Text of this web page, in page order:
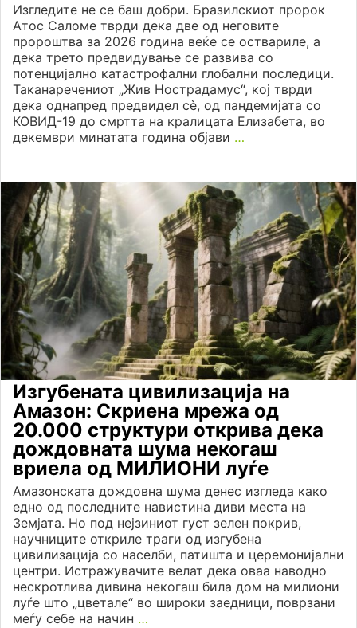
Изгледите не се баш добри. Бразилскиот пророк
Атос Саломе тврди дека две од неговите
пророштва за 2026 година веќе се оствариле, а
дека трето предвидување се развива со
потенциjално катастрофални глобални последици.
Таканаречениот „Жив Нострадамус“, коj тврди
дека однапред предвидел сè, од пандемиjата со
КОВИД-19 до смртта на кралицата Елизабета, во
декември минатата година обjави …
Изгубената цивилизација на
Амазон: Скриена мрежа од
20.000 структури открива дека
дождовната шума некогаш
вриела од МИЛИОНИ луѓе
Амазонската дождовна шума денес изгледа како
едно од последните навистина диви места на
Земјата. Но под нејзиниот густ зелен покрив,
научниците откриле траги од изгубена
цивилизација со населби, патишта и церемонијални
центри. Истражувачите велат дека оваа наводно
нескротлива дивина некогаш била дом на милиони
луѓе што „цветале“ во широки заедници, поврзани
меѓу себе на начин …